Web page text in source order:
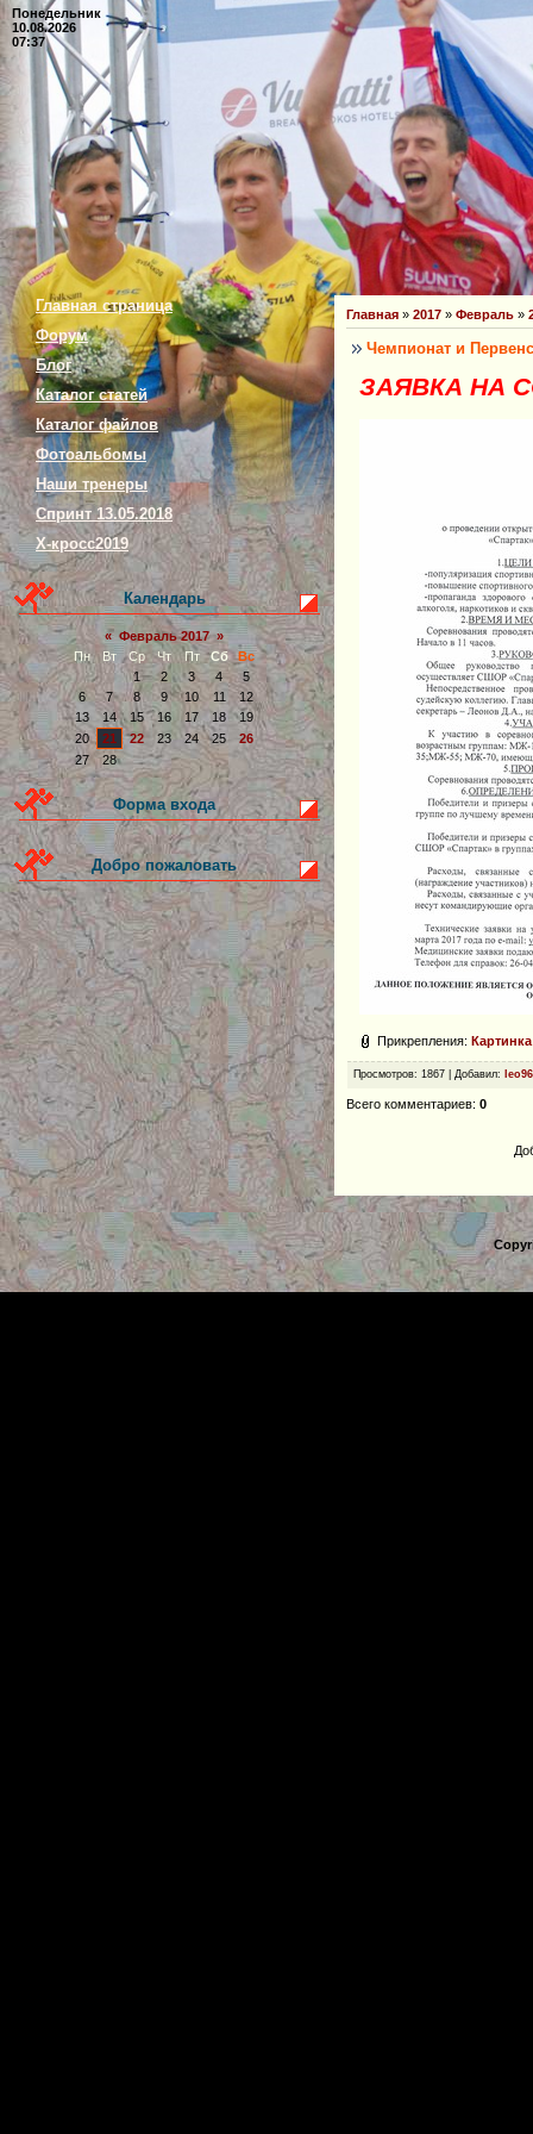
Понедельник
10.08.2026
07:37
Главная страница
Форум
Блог
Каталог статей
Каталог файлов
Фотоальбомы
Наши тренеры
Спринт 13.05.2018
Х-кросс2019
Календарь
« Февраль 2017 »
Пн
Вт Ср Чт Пт Сб
Вс
1
2 3 4
5
6
7 8 9 10 11
12
13
14 15 16 17 18
19
20
21 22 23 24 25
26
27
28
Форма входа
Добро пожаловать
Главная » 2017 » Февраль »
Чемпионат и
ЗАЯВКА НА
Прикрепления:
Просмотров: 1867 | Добавил: leo96
Всего комментариев: 0